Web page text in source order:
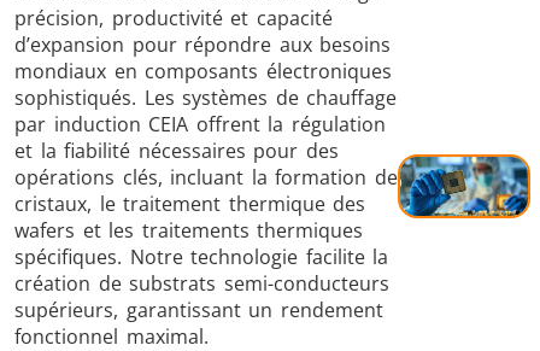
Brasage
Aluminium
Thermoscellage
précision, productivité et capacité
d’expansion pour répondre aux besoins
mondiaux en composants électroniques
sophistiqués. Les systèmes de chauffage
par induction CEIA offrent la régulation
et la fiabilité nécessaires pour des
opérations clés, incluant la formation de
cristaux, le traitement thermique des
wafers et les traitements thermiques
spécifiques. Notre technologie facilite la
création de substrats semi-conducteurs
supérieurs, garantissant un rendement
fonctionnel maximal.